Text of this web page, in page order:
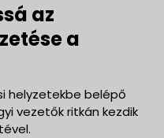
az
a
helyzetekbe belépő
vezetők ritkán kezdik